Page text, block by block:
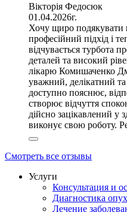
Вікторія Федосюк
01.04.2026г.
Хочу щиро подякувати
професійний підхід і
відчувається турбота
деталей та високий
лікарю Комишаченко
уважний, делікатний
доступно пояснює,
створює відчуття
дійсно зацікавлений у
виконує свою роботу.
Смотреть все отзывы
Услуги
Консультация и
Диагностика
Лечение